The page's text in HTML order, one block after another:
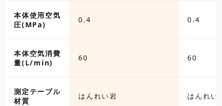
本体使用空気
圧(MPa)
0.4 0.4
本体空気消費
量(L/min)
60 60
測定テーブル
材質
はんれい岩 はんれい